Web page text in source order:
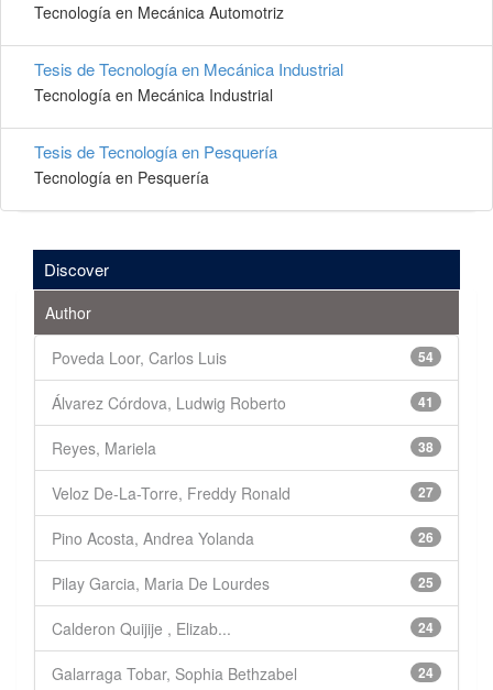
Tecnología en Mecánica Automotriz
Tesis de Tecnología en Mecánica Industrial
Tecnología en Mecánica Industrial
Tesis de Tecnología en Pesquería
Tecnología en Pesquería
Discover
Author
54
Poveda Loor, Carlos Luis
41
Álvarez Córdova, Ludwig Roberto
38
Reyes, Mariela
27
Veloz De-La-Torre, Freddy Ronald
26
Pino Acosta, Andrea Yolanda
25
Pilay Garcia, Maria De Lourdes
24
Calderon Quijije , Elizab...
24
Galarraga Tobar, Sophia Bethzabel